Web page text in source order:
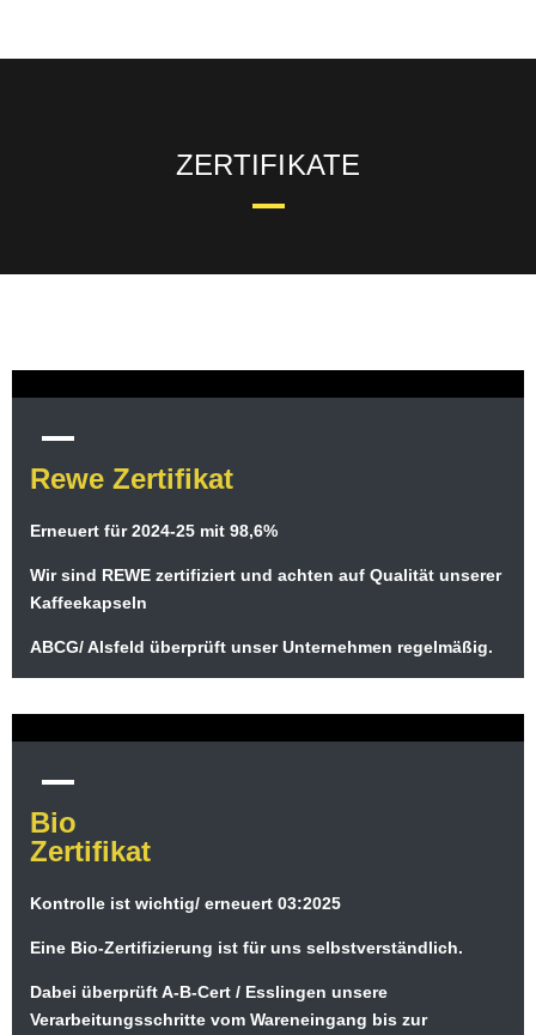
ZERTIFIKATE
Rewe Zertifikat
Erneuert für 2024-25 mit 98,6%
Wir sind REWE zertifiziert und achten auf Qualität unserer
Kaffeekapseln
ABCG/ Alsfeld überprüft unser Unternehmen regelmäßig.
Bio
Zertifikat
Kontrolle ist wichtig/ erneuert 03:2025
Eine Bio-Zertifizierung ist für uns selbstverständlich.
Dabei überprüft A-B-Cert / Esslingen unsere
Verarbeitungsschritte vom Wareneingang bis zur